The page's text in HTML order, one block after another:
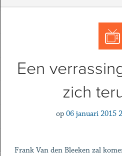
Een
zich
op 06 januari 2015
Frank Van den Bleeken zal